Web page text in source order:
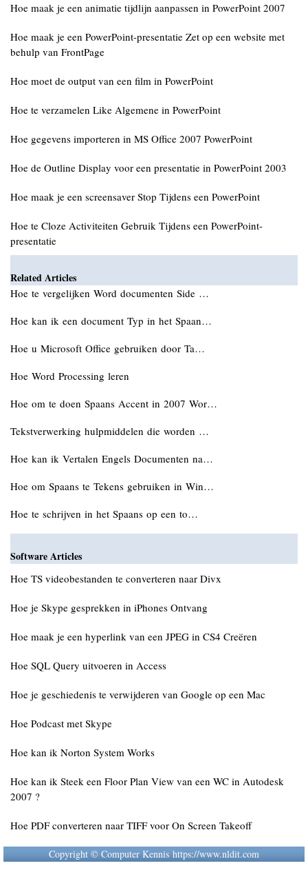
Hoe maak je een animatie tijdlijn aanpassen in PowerPoint 2007
Hoe maak je een PowerPoint-presentatie Zet op een website met
behulp van FrontPage
Hoe moet de output van een film in PowerPoint
Hoe te verzamelen Like Algemene in PowerPoint
Hoe gegevens importeren in MS Office 2007 PowerPoint
Hoe de Outline Display voor een presentatie in PowerPoint 2003
Hoe maak je een screensaver Stop Tijdens een PowerPoint
Hoe te Cloze Activiteiten Gebruik Tijdens een PowerPoint-
presentatie
Related Articles
Hoe te vergelijken Word documenten Side …
Hoe kan ik een document Typ in het Spaan…
Hoe u Microsoft Office gebruiken door Ta…
Hoe Word Processing leren
Hoe om te doen Spaans Accent in 2007 Wor…
Tekstverwerking hulpmiddelen die worden …
Hoe kan ik Vertalen Engels Documenten na…
Hoe om Spaans te Tekens gebruiken in Win…
Hoe te schrijven in het Spaans op een to…
Software Articles
Hoe TS videobestanden te converteren naar Divx
Hoe je Skype gesprekken in iPhones Ontvang
Hoe maak je een hyperlink van een JPEG in CS4 Creëren
Hoe SQL Query uitvoeren in Access
Hoe je geschiedenis te verwijderen van Google op een Mac
Hoe Podcast met Skype
Hoe kan ik Norton System Works
Hoe kan ik Steek een Floor Plan View van een WC in Autodesk
2007 ?
Hoe PDF converteren naar TIFF voor On Screen Takeoff
Copyright © Computer Kennis https://www.nldit.com